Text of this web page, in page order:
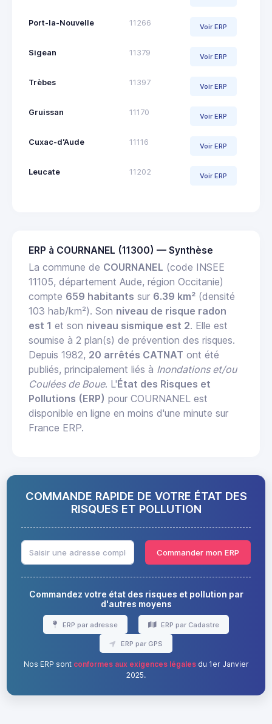
Port-la-Nouvelle 11266 Voir ERP
Sigean 11379 Voir ERP
Trèbes 11397 Voir ERP
Gruissan 11170 Voir ERP
Cuxac-d'Aude 11116 Voir ERP
Leucate 11202 Voir ERP
ERP à COURNANEL (11300) — Synthèse
La commune de COURNANEL (code INSEE
11105, département Aude, région Occitanie)
compte 659 habitants sur 6.39 km² (densité
103 hab/km²). Son niveau de risque radon
est 1 et son niveau sismique est 2. Elle est
soumise à 2 plan(s) de prévention des risques.
Depuis 1982, 20 arrêtés CATNAT ont été
publiés, principalement liés à Inondations et/ou
Coulées de Boue. L'État des Risques et
Pollutions (ERP) pour COURNANEL est
disponible en ligne en moins d'une minute sur
France ERP.
COMMANDE RAPIDE DE VOTRE ÉTAT DES
RISQUES ET POLLUTION
Commander mon ERP
Commandez votre état des risques et pollution par
d'autres moyens
ERP par adresse ERP par Cadastre
ERP par GPS
Nos ERP sont conformes aux exigences légalesdu 1er Janvier
2025.